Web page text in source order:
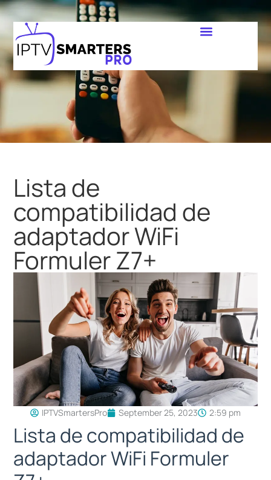
Lista de
compatibilidad de
adaptador WiFi
Formuler Z7+
IPTVSmartersPro September 25, 2023 2:59 pm
Lista de compatibilidad de
adaptador WiFi Formuler